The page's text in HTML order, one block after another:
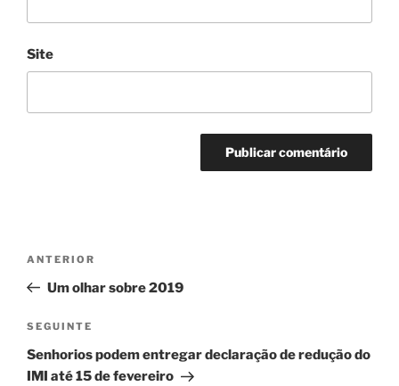
Site
artigos
Conteúdo
anterior
ANTERIOR
Um olhar sobre 2019
Conteúdo
seguinte
SEGUINTE
Senhorios podem entregar declaração de redução do
IMI até 15 de fevereiro